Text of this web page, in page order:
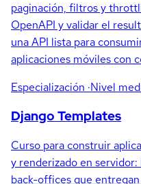
paginación, filtros y
OpenAPI y validar el
una API lista para
aplicaciones móviles con
Especialización ·Nivel
Django Templates
Curso para construir
y renderizado en
back-offices que